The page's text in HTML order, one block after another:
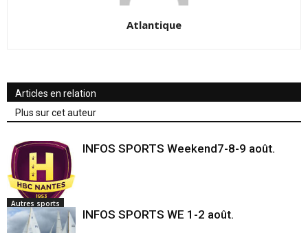
Atlantique
Articles en relation
Plus sur cet auteur
Autres sports
INFOS SPORTS Weekend7-8-9 août.
INFOS SPORTS WE 1-2 août.